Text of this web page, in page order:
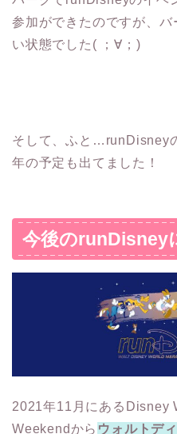
参加ができたのですが、
い状態でした( ；∀；)
そして、ふと…runDisney
年の予定も出てました！
今後のrunDisney
2021年11月にあるDisney
Weekendから ウォルトデ